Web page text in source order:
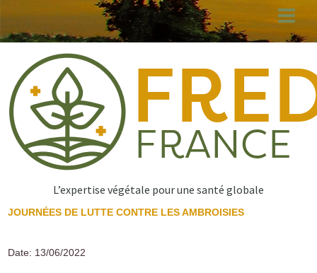
au
principal
L’expertise végétale pour une santé globale
JOURNÉES DE LUTTE CONTRE LES AMBROISIES
Date: 13/06/2022